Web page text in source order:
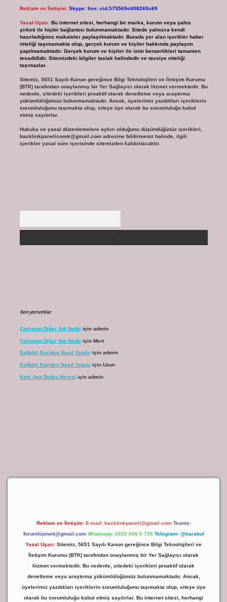
Reklam ve İletişim: Skype: live:.cid.575569c608265c69
Yasal Uyarı: Bu internet sitesi, herhangi bir marka, kurum veya şahıs
şirketi ile hiçbir bağlantısı bulunmamaktadır. Sitede yalnızca kendi
hazırladığımız makaleler paylaşılmaktadır. Burada yer alan içerikler haber
niteliği taşımamakta olup, gerçek kurum ve kişiler hakkında paylaşım
yapılmamaktadır. Gerçek kurum ve kişiler ile isim benzerlikleri tamamen
tesadüfidir. Sitemizdeki bilgiler taslak halindedir ve tavsiye niteliği
taşımazlar.
Sitemiz, 5651 Sayılı Kanun gereğince Bilgi Teknolojileri ve İletişim Kurumu
(BTK) tarafından onaylanmış bir Yer Sağlayıcı olarak hizmet vermektedir. Bu
nedenle, sitedeki içerikleri proaktif olarak denetleme veya araştırma
yükümlülüğümüz bulunmamaktadır. Ancak, üyelerimiz yazdıkları içeriklerin
sorumluluğunu taşımakta olup, siteye üye olarak bu sorumluluğu kabul
etmiş sayılırlar.
Hukuka ve yasal düzenlemelere aykırı olduğunu düşündüğünüz içerikleri,
backlinkpanelicomtr@gmail.comadresine bildirmeniz halinde, ilgili
içerikler yasal süre içerisinde sitemizden kaldırılacaktır.
Son yorumlar
Çorlunun Diğer Adı Nediriçin admin
Çorlunun Diğer Adı Nediriçin Mert
Sağlıklı Karides Nasıl Yapılıriçin admin
Sağlıklı Karides Nasıl Yapılıriçin Uzun
Koni Ana Doğru Neresi için admin
Reklam ve İletişim: E-mail: backlinkpaneli@gmail.com Teams:
forumhizmeti@gmail.com Whatsapp: 0262 606 0 726 Telegram: @karabul
Yasal Uyarı: Sitemiz, 5651 Sayılı Kanun gereğince Bilgi Teknolojileri ve
İletişim Kurumu (BTK) tarafından onaylanmış bir Yer Sağlayıcı olarak
hizmet vermektedir. Bu nedenle, sitedeki içerikleri proaktif olarak
denetleme veya araştırma yükümlülüğümüz bulunmamaktadır. Ancak,
üyelerimiz yazdıkları içeriklerin sorumluluğunu taşımakta olup, siteye üye
olarak bu sorumluluğu kabul etmiş sayılırlar. Bu internet sitesi, herhangi